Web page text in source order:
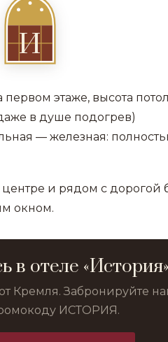
И
этаже, высота
в душе подогрев)
— железная:
центре и рядом с
окном.
в отеле «История»
Кремля. Забронируйте
ИСТОРИЯ.